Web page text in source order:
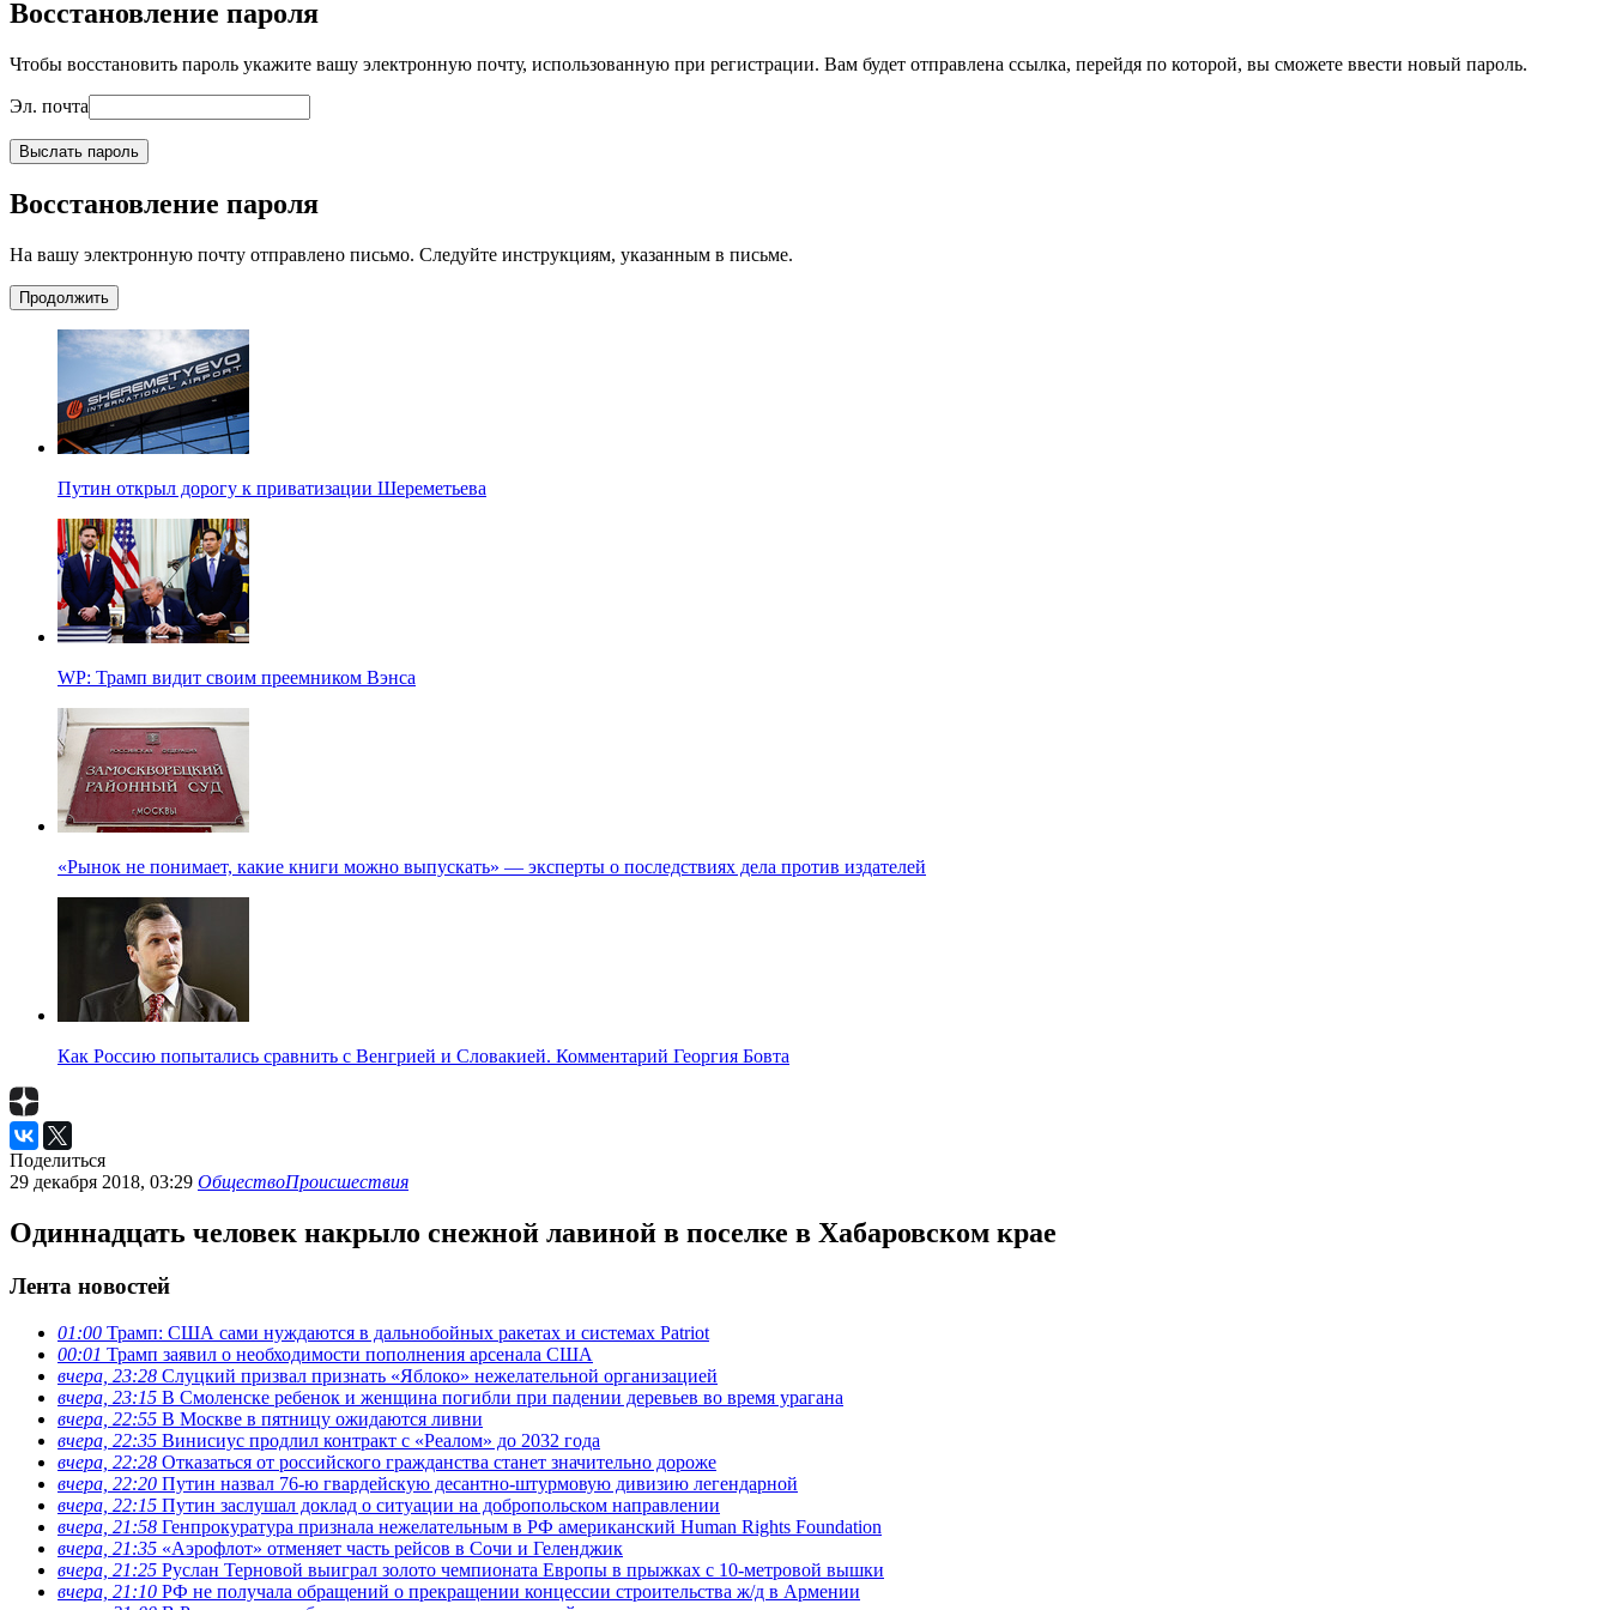
Восстановление пароля
Чтобы восстановить пароль укажите вашу электронную почту, использованную при регистрации. Вам будет отправлена ссылка, перейдя по которой, вы сможете ввести новый пароль.
Эл. почта
Выслать пароль
Восстановление пароля
На вашу электронную почту отправлено письмо. Следуйте инструкциям, указанным в письме.
Продолжить
Путин открыл дорогу к приватизации Шереметьева
WP: Трамп видит своим преемником Вэнса
«Рынок не понимает, какие книги можно выпускать» — эксперты о последствиях дела против издателей
Как Россию попытались сравнить с Венгрией и Словакией. Комментарий Георгия Бовта
Поделиться
29 декабря 2018, 03:29 ОбществоПроисшествия
Одиннадцать человек накрыло снежной лавиной в поселке в Хабаровском крае
Лента новостей
01:00 Трамп: США сами нуждаются в дальнобойных ракетах и системах Patriot
00:01 Трамп заявил о необходимости пополнения арсенала США
вчера, 23:28 Слуцкий призвал признать «Яблоко» нежелательной организацией
вчера, 23:15 В Смоленске ребенок и женщина погибли при падении деревьев во время урагана
вчера, 22:55 В Москве в пятницу ожидаются ливни
вчера, 22:35 Винисиус продлил контракт с «Реалом» до 2032 года
вчера, 22:28 Отказаться от российского гражданства станет значительно дороже
вчера, 22:20 Путин назвал 76-ю гвардейскую десантно-штурмовую дивизию легендарной
вчера, 22:15 Путин заслушал доклад о ситуации на добропольском направлении
вчера, 21:58 Генпрокуратура признала нежелательным в РФ американский Human Rights Foundation
вчера, 21:35 «Аэрофлот» отменяет часть рейсов в Сочи и Геленджик
вчера, 21:25 Руслан Терновой выиграл золото чемпионата Европы в прыжках с 10-метровой вышки
вчера, 21:10 РФ не получала обращений о прекращении концессии строительства ж/д в Армении